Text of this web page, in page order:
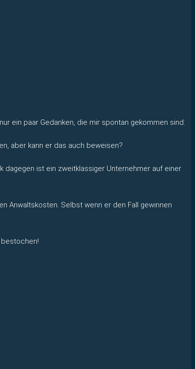
ein paar Gedanken, die mir spontan gekommen sind:
aber kann er das auch beweisen?
dagegen ist ein zweitklassiger Unternehmer auf einer
Anwaltskosten. Selbst wenn er den Fall gewinnen
bestochen!